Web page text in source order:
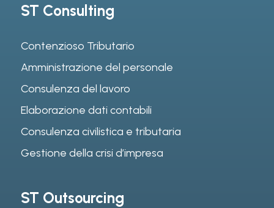
ST Consulting
Contenzioso Tributario
Amministrazione del personale
Consulenza del lavoro
Elaborazione dati contabili
Consulenza civilistica e tributaria
Gestione della crisi d’impresa
ST Outsourcing